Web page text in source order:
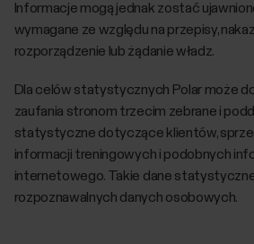
Informacje mogą jednak zostać
wymagane ze względu na przepisy,
rozporządzenie lub żądanie władz.
Dla celów statystycznych Polar może
zaufania stronom trzecim zebrane i
statystyczne dotyczące klientów,
informacji treningowych i podobnych
internetowego. Takie dane
rozpoznawalnych danych osobowych.